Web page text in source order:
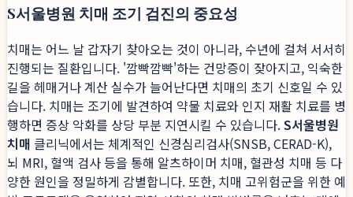
S서울병원 치매 조기 검진의 중요성
치매는 어느 날 갑자기 찾아오는 것이 아니라, 수년에 걸쳐 서서히
진행되는 질환입니다. '깜빡깜빡'하는 건망증이 잦아지고, 익숙한
길을 헤매거나 계산 실수가 늘어난다면 치매의 초기 신호일 수 있
습니다. 치매는 조기에 발견하여 약물 치료와 인지 재활 치료를 병
행하면 증상 악화를 상당 부분 지연시킬 수 있습니다.S서울병원
치매 클리닉에서는 체계적인 신경심리검사(SNSB, CERAD-K),
뇌 MRI, 혈액 검사 등을 통해 알츠하이머 치매, 혈관성 치매 등 다
양한 원인을 정밀하게 감별합니다. 또한, 치매 고위험군을 위한 예